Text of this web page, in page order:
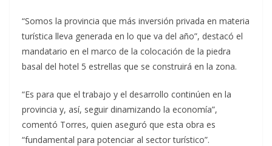
“Somos la provincia que más inversión privada en materia
turística lleva generada en lo que va del año”, destacó el
mandatario en el marco de la colocación de la piedra
basal del hotel 5 estrellas que se construirá en la zona.
“Es para que el trabajo y el desarrollo continúen en la
provincia y, así, seguir dinamizando la economía”,
comentó Torres, quien aseguró que esta obra es
“fundamental para potenciar al sector turístico”.